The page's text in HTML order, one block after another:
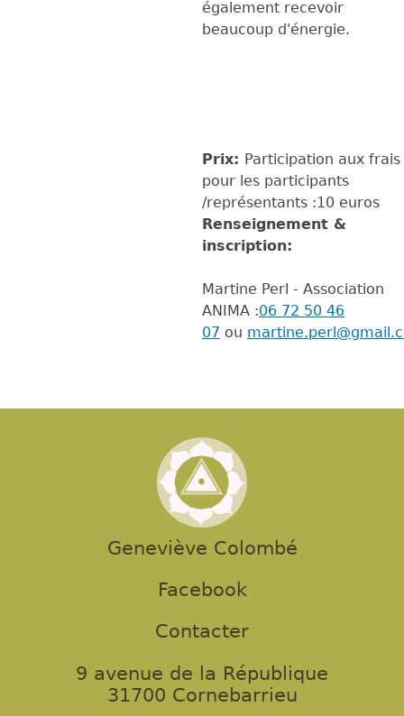
également recevoir
beaucoup d'énergie.
Prix: Participation aux frais
pour les participants
/représentants :10 euros
Renseignement &
inscription:
Martine Perl - Association
ANIMA :06 72 50 46
07 ou
Geneviève Colombé
Facebook
Contacter
9 avenue de la République
31700 Cornebarrieu